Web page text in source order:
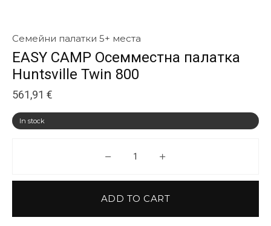
Семейни палатки 5+ места
EASY CAMP Осемместна палатка
Huntsville Twin 800
561,91 €
In stock
EASY CAMP Осемместна
ADD TO CART